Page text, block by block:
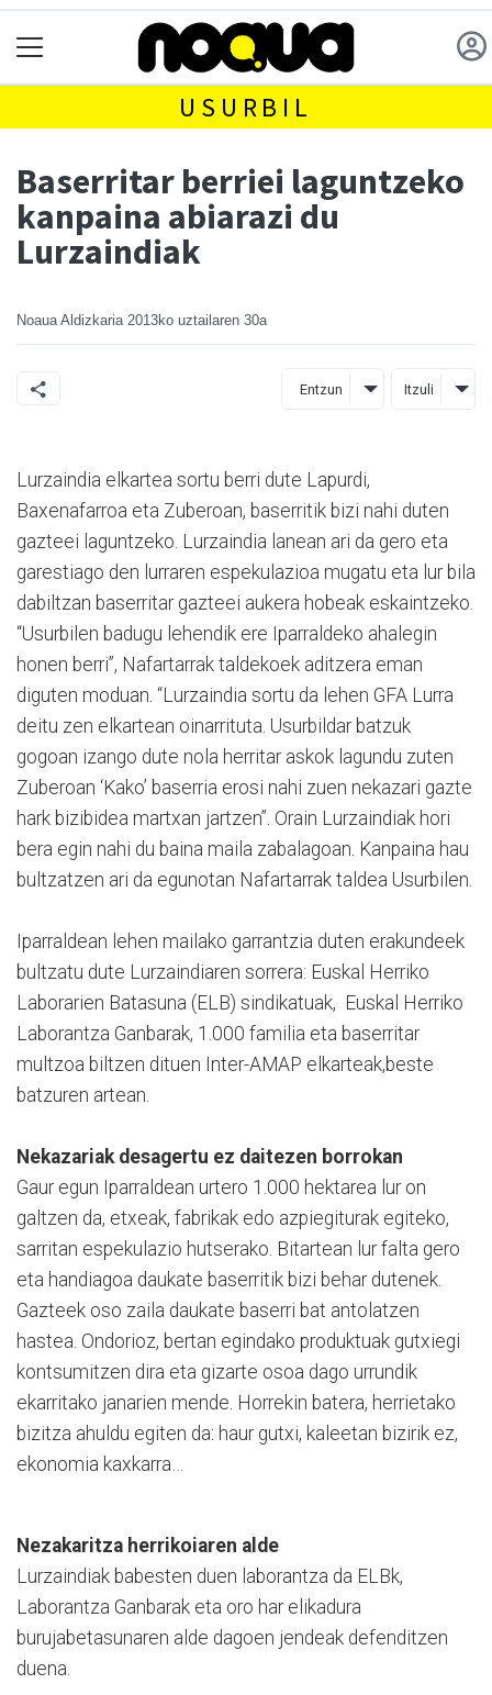
USURBIL
Baserritar berriei laguntzeko
kanpaina abiarazi du
Lurzaindiak
Noaua Aldizkaria 2013ko uztailaren 30a
Entzun Itzuli
Lurzaindia elkartea sortu berri dute Lapurdi,
Baxenafarroa eta Zuberoan, baserritik bizi nahi duten
gazteei laguntzeko. Lurzaindia lanean ari da gero eta
garestiago den lurraren espekulazioa mugatu eta lur bila
dabiltzan baserritar gazteei aukera hobeak eskaintzeko.
“Usurbilen badugu lehendik ere Iparraldeko ahalegin
honen berri”, Nafartarrak taldekoek aditzera eman
diguten moduan. “Lurzaindia sortu da lehen GFA Lurra
deitu zen elkartean oinarrituta. Usurbildar batzuk
gogoan izango dute nola herritar askok lagundu zuten
Zuberoan ‘Kako’ baserria erosi nahi zuen nekazari gazte
hark bizibidea martxan jartzen”. Orain Lurzaindiak hori
bera egin nahi du baina maila zabalagoan. Kanpaina hau
bultzatzen ari da egunotan Nafartarrak taldea Usurbilen.
Iparraldean lehen mailako garrantzia duten erakundeek
bultzatu dute Lurzaindiaren sorrera: Euskal Herriko
Laborarien Batasuna (ELB) sindikatuak, Euskal Herriko
Laborantza Ganbarak, 1.000 familia eta baserritar
multzoa biltzen dituen Inter-AMAP elkarteak,beste
batzuren artean.
Nekazariak desagertu ez daitezen borrokan
Gaur egun Iparraldean urtero 1.000 hektarea lur on
galtzen da, etxeak, fabrikak edo azpiegiturak egiteko,
sarritan espekulazio hutserako. Bitartean lur falta gero
eta handiagoa daukate baserritik bizi behar dutenek.
Gazteek oso zaila daukate baserri bat antolatzen
hastea. Ondorioz, bertan egindako produktuak gutxiegi
kontsumitzen dira eta gizarte osoa dago urrundik
ekarritako janarien mende. Horrekin batera, herrietako
bizitza ahuldu egiten da: haur gutxi, kaleetan bizirik ez,
ekonomia kaxkarra…
Nezakaritza herrikoiaren alde
Lurzaindiak babesten duen laborantza da ELBk,
Laborantza Ganbarak eta oro har elikadura
burujabetasunaren alde dagoen jendeak defenditzen
duena.